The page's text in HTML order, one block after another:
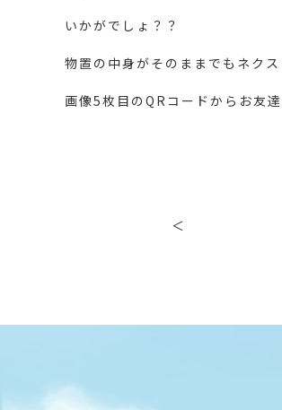
いかがでしょ？？
物置の中身がそのままでもネク
画像5枚目のQRコードからお友
＜